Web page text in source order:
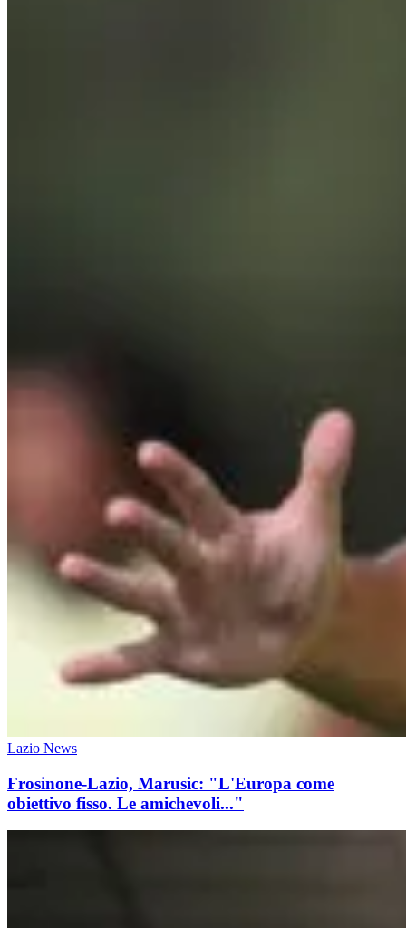
Lazio News
Frosinone-Lazio, Marusic: "L'Europa come
obiettivo fisso. Le amichevoli..."